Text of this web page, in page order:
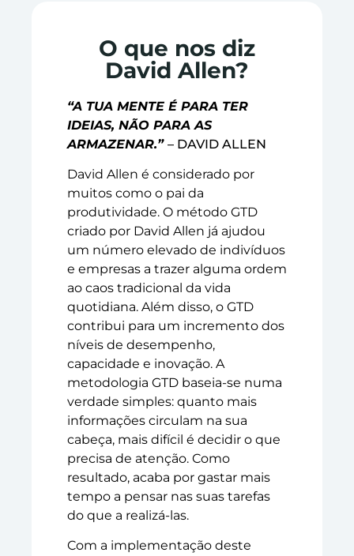
O que nos diz
David Allen?
“A TUA MENTE É PARA TER
IDEIAS, NÃO PARA AS
ARMAZENAR.” – DAVID ALLEN
David Allen é considerado por
muitos como o pai da
produtividade. O método GTD
criado por David Allen já ajudou
um número elevado de indivíduos
e empresas a trazer alguma ordem
ao caos tradicional da vida
quotidiana. Além disso, o GTD
contribui para um incremento dos
níveis de desempenho,
capacidade e inovação. A
metodologia GTD baseia-se numa
verdade simples: quanto mais
informações circulam na sua
cabeça, mais difícil é decidir o que
precisa de atenção. Como
resultado, acaba por gastar mais
tempo a pensar nas suas tarefas
do que a realizá-las.
Com a implementação deste